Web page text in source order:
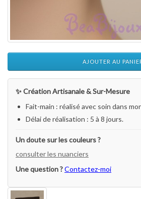
AJOUTER AU
✨ Création Artisanale & Sur-Mesure
Fait-main : réalisé avec soin dans
Délai de réalisation : 5 à 8 jours.
Un doute sur les couleurs ?
consulter les nuanciers
Une question ?Contactez-moi